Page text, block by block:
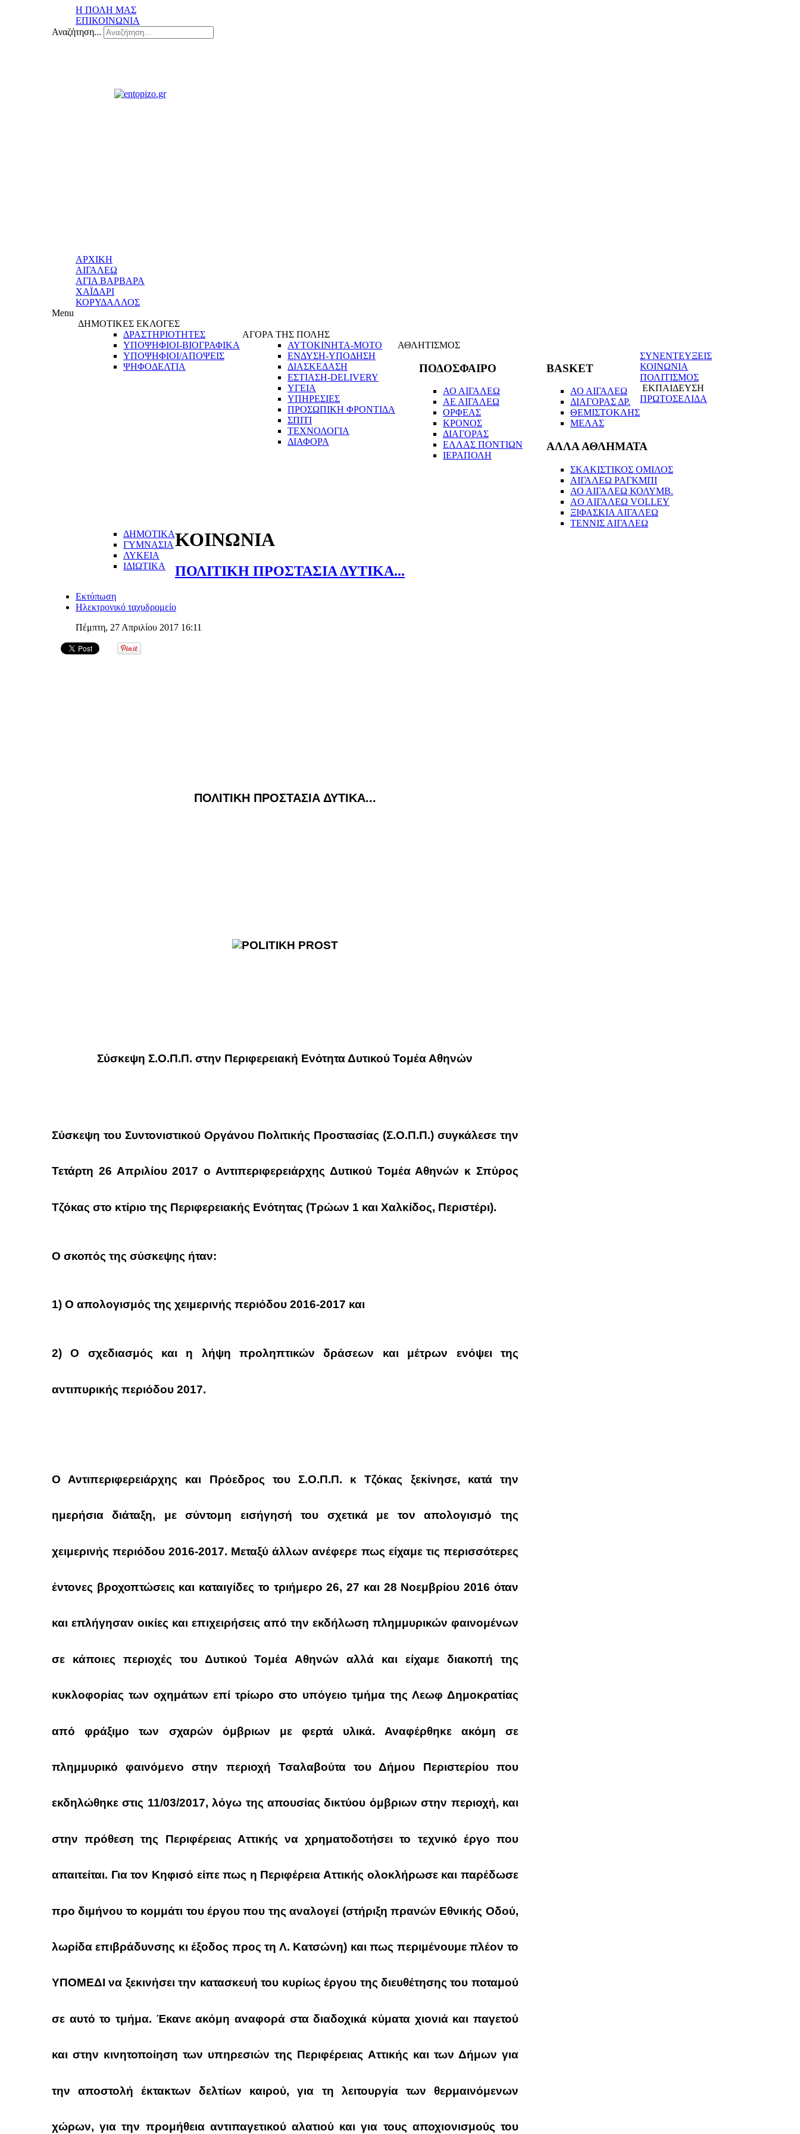
Η ΠΟΛΗ ΜΑΣ
ΕΠΙΚΟΙΝΩΝΙΑ
Αναζήτηση...
ΑΡΧΙΚΗ
ΑΙΓΑΛΕΩ
ΑΓΙΑ ΒΑΡΒΑΡΑ
ΧΑΪΔΑΡΙ
ΚΟΡΥΔΑΛΛΟΣ
Menu
ΔΗΜΟΤΙΚΕΣ ΕΚΛΟΓΕΣ
ΔΡΑΣΤΗΡΙΟΤΗΤΕΣ
ΥΠΟΨΗΦΙΟΙ-ΒΙΟΓΡΑΦΙΚΑ
ΥΠΟΨΗΦΙΟΙ/ΑΠΟΨΕΙΣ
ΨΗΦΟΔΕΛΤΙΑ
ΑΓΟΡΑ ΤΗΣ ΠΟΛΗΣ
ΑΥΤΟΚΙΝΗΤΑ-ΜΟΤΟ
ΕΝΔΥΣΗ-ΥΠΟΔΗΣΗ
ΔΙΑΣΚΕΔΑΣΗ
ΕΣΤΙΑΣΗ-DELIVERY
ΥΓΕΙΑ
ΥΠΗΡΕΣΙΕΣ
ΠΡΟΣΩΠΙΚΗ ΦΡΟΝΤΙΔΑ
ΣΠΙΤΙ
ΤΕΧΝΟΛΟΓΙΑ
ΔΙΑΦΟΡΑ
ΑΘΛΗΤΙΣΜΟΣ
ΠΟΔΟΣΦΑΙΡΟ
ΑΟ ΑΙΓΑΛΕΩ
ΑΕ ΑΙΓΑΛΕΩ
ΟΡΦΕΑΣ
ΚΡΟΝΟΣ
ΔΙΑΓΟΡΑΣ
ΕΛΛΑΣ ΠΟΝΤΙΩΝ
ΙΕΡΑΠΟΛΗ
BASKET
ΑΟ ΑΙΓΑΛΕΩ
ΔΙΑΓΟΡΑΣ ΔΡ.
ΘΕΜΙΣΤΟΚΛΗΣ
ΜΕΛΑΣ
ΑΛΛΑ ΑΘΛΗΜΑΤΑ
ΣΚΑΚΙΣΤΙΚΟΣ ΟΜΙΛΟΣ
ΑΙΓΑΛΕΩ ΡΑΓΚΜΠΙ
ΑΟ ΑΙΓΑΛΕΩ ΚΟΛΥΜΒ.
AO AIΓΑΛΕΩ VOLLEY
ΞΙΦΑΣΚΙΑ ΑΙΓΑΛΕΩ
ΤΕΝΝΙΣ ΑΙΓΑΛΕΩ
ΣΥΝΕΝΤΕΥΞΕΙΣ
ΚΟΙΝΩΝΙΑ
ΠΟΛΙΤΙΣΜΟΣ
ΕΚΠΑΙΔΕΥΣΗ
ΔΗΜΟΤΙΚΑ
ΓΥΜΝΑΣΙΑ
ΛΥΚΕΙΑ
ΙΔΙΩΤΙΚΑ
ΠΡΩΤΟΣΕΛΙΔΑ
ΚΟΙΝΩΝΙΑ
ΠΟΛΙΤΙΚΗ ΠΡΟΣΤΑΣΙΑ ΔΥΤΙΚΑ...
Εκτύπωση
Ηλεκτρονικό ταχυδρομείο
Πέμπτη, 27 Απριλίου 2017 16:11
ΠΟΛΙΤΙΚΗ ΠΡΟΣΤΑΣΙΑ ΔΥΤΙΚΑ...
Σύσκεψη Σ.Ο.Π.Π. στην Περιφερειακή Ενότητα Δυτικού Τομέα Αθηνών
Σύσκεψη του Συντονιστικού Οργάνου Πολιτικής Προστασίας (Σ.Ο.Π.Π.) συγκάλεσε την
Τετάρτη 26 Απριλίου 2017 ο Αντιπεριφερειάρχης Δυτικού Τομέα Αθηνών κ Σπύρος
Τζόκας στο κτίριο της Περιφερειακής Ενότητας (Τρώων 1 και Χαλκίδος, Περιστέρι).
Ο σκοπός της σύσκεψης ήταν:
1) Ο απολογισμός της χειμερινής περιόδου 2016-2017 και
2) Ο σχεδιασμός και η λήψη προληπτικών δράσεων και μέτρων ενόψει της
αντιπυρικής περιόδου 2017.
Ο Αντιπεριφερειάρχης και Πρόεδρος του Σ.Ο.Π.Π. κ Τζόκας ξεκίνησε, κατά την
ημερήσια διάταξη, με σύντομη εισήγησή του σχετικά με τον απολογισμό της
χειμερινής περιόδου 2016-2017. Μεταξύ άλλων ανέφερε πως είχαμε τις περισσότερες
έντονες βροχοπτώσεις και καταιγίδες το τριήμερο 26, 27 και 28 Νοεμβρίου 2016 όταν
και επλήγησαν οικίες και επιχειρήσεις από την εκδήλωση πλημμυρικών φαινομένων
σε κάποιες περιοχές του Δυτικού Τομέα Αθηνών αλλά και είχαμε διακοπή της
κυκλοφορίας των οχημάτων επί τρίωρο στο υπόγειο τμήμα της Λεωφ Δημοκρατίας
από φράξιμο των σχαρών όμβριων με φερτά υλικά. Αναφέρθηκε ακόμη σε
πλημμυρικό φαινόμενο στην περιοχή Τσαλαβούτα του Δήμου Περιστερίου που
εκδηλώθηκε στις 11/03/2017, λόγω της απουσίας δικτύου όμβριων στην περιοχή, και
στην πρόθεση της Περιφέρειας Αττικής να χρηματοδοτήσει το τεχνικό έργο που
απαιτείται. Για τον Κηφισό είπε πως η Περιφέρεια Αττικής ολοκλήρωσε και παρέδωσε
προ διμήνου το κομμάτι του έργου που της αναλογεί (στήριξη πρανών Εθνικής Οδού,
λωρίδα επιβράδυνσης κι έξοδος προς τη Λ. Κατσώνη) και πως περιμένουμε πλέον το
ΥΠΟΜΕΔΙ να ξεκινήσει την κατασκευή του κυρίως έργου της διευθέτησης του ποταμού
σε αυτό το τμήμα. Έκανε ακόμη αναφορά σταδιαδοχικά κύματα χιονιά και παγετού
και στην κινητοποίηση των υπηρεσιών της Περιφέρειας Αττικής και των Δήμων για
την αποστολή έκτακτων δελτίων καιρού, για τη λειτουργία των θερμαινόμενων
χώρων, για την προμήθεια αντιπαγετικού αλατιού και για τους αποχιονισμούς του